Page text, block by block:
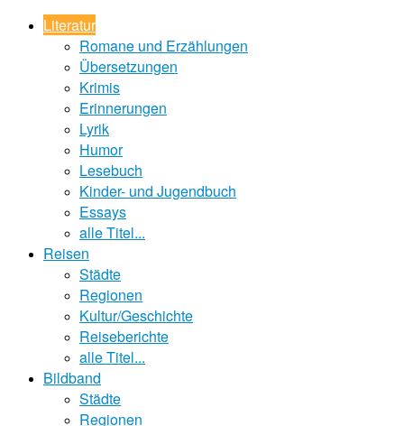
Literatur
Romane und Erzählungen
Übersetzungen
Krimis
Erinnerungen
Lyrik
Humor
Lesebuch
Kinder- und Jugendbuch
Essays
alle Titel...
Reisen
Städte
Regionen
Kultur/Geschichte
Reiseberichte
alle Titel...
Bildband
Städte
Regionen